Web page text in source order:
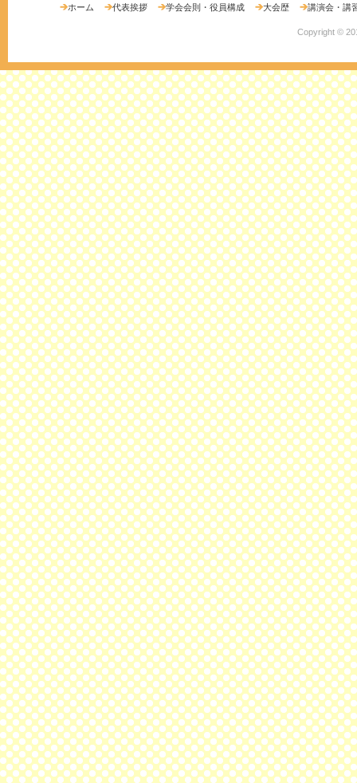
ホーム 代表挨拶 学会会則・役員構成 大会歴 講演会・講
Copyright ©